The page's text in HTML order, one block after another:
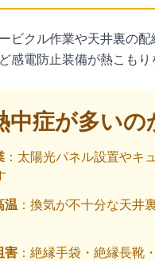
ビクル作業や天井裏の配
感電防止装備が熱こも
中症が多いの
：太陽光パネル設置やキ
温 ：換気が不十分な天井
害 ：絶縁手袋・絶縁長靴